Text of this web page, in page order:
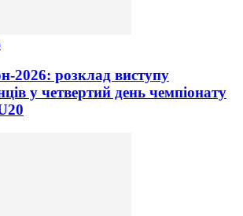
2026: розклад виступу
у четвертий день чемпіонату